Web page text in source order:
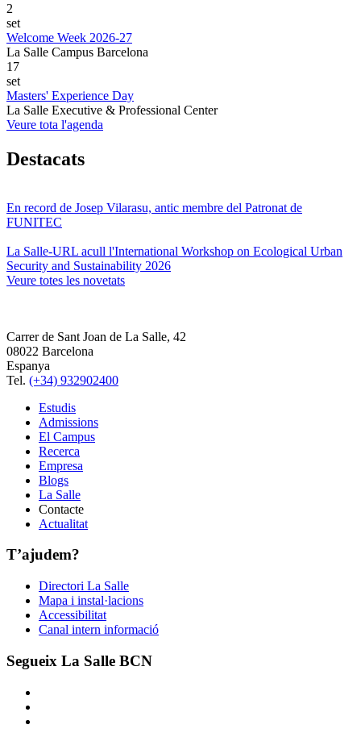
2
set
Welcome Week 2026-27
La Salle Campus Barcelona
17
set
Masters' Experience Day
La Salle Executive & Professional Center
Veure tota l'agenda
Destacats
En record de Josep Vilarasu, antic membre del Patronat de
FUNITEC
La Salle-URL acull l'International Workshop on Ecological Urban
Security and Sustainability 2026
Veure totes les novetats
Carrer de Sant Joan de La Salle, 42
08022 Barcelona
Espanya
Tel. (+34) 932902400
Estudis
Admissions
El Campus
Recerca
Empresa
Blogs
La Salle
Contacte
Actualitat
T’ajudem?
Directori La Salle
Mapa i instal·lacions
Accessibilitat
Canal intern informació
Segueix La Salle BCN